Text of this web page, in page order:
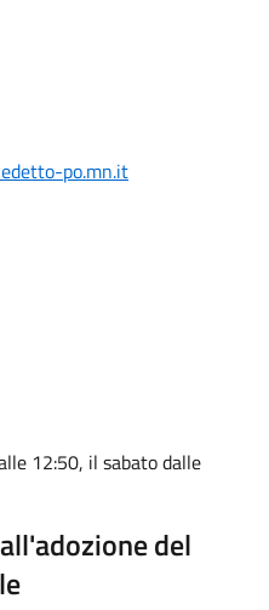
po.mn.it
12:50, il sabato dalle
del